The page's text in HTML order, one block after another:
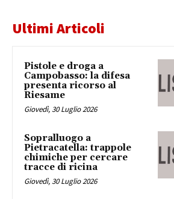
Ultimi Articoli
Pistole e droga a
Campobasso: la difesa
presenta ricorso al
Riesame
Giovedì, 30 Luglio 2026
Sopralluogo a
Pietracatella: trappole
chimiche per cercare
tracce di ricina
Giovedì, 30 Luglio 2026